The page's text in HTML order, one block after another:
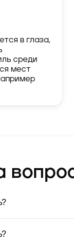
в глаза,
среди
мест